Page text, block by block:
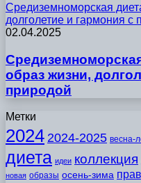
Средиземноморская
долголетие и гармония с
02.04.2025
образ жизни,
природой
Метки
2024 2024-2025 весна-
диета идеи коллекция
новая образы осень-зима